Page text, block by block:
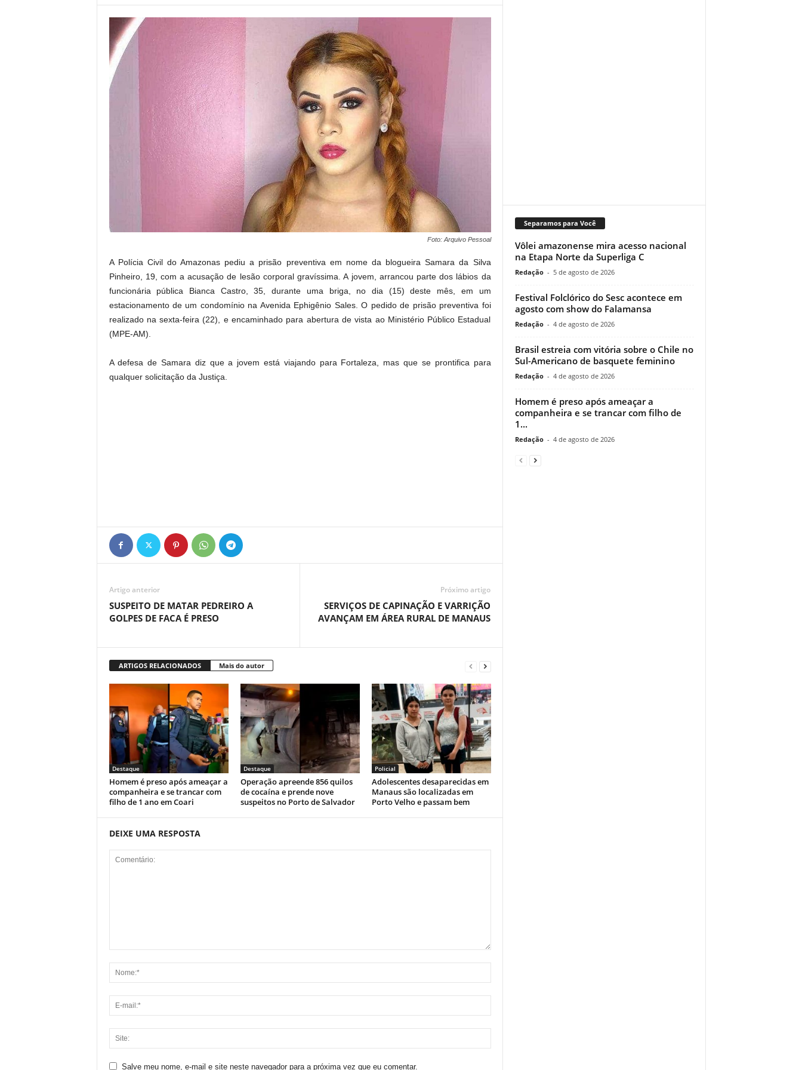
Foto: Arquivo Pessoal
A Polícia Civil do Amazonas pediu a prisão preventiva em nome da blogueira Samara da Silva
Pinheiro, 19, com a acusação de lesão corporal gravíssima. A jovem, arrancou parte dos lábios da
funcionária pública Bianca Castro, 35, durante uma briga, no dia (15) deste mês, em um
estacionamento de um condomínio na Avenida Ephigênio Sales. O pedido de prisão preventiva foi
realizado na sexta-feira (22), e encaminhado para abertura de vista ao Ministério Público Estadual
(MPE-AM).
A defesa de Samara diz que a jovem está viajando para Fortaleza, mas que se prontifica para
qualquer solicitação da Justiça.
Artigo anterior
SUSPEITO DE MATAR PEDREIRO A
GOLPES DE FACA É PRESO
Próximo artigo
SERVIÇOS DE CAPINAÇÃO E VARRIÇÃO
AVANÇAM EM ÁREA RURAL DE MANAUS
ARTIGOS RELACIONADOS Mais do autor
Destaque
Homem é preso após ameaçar a
companheira e se trancar com
filho de 1 ano em Coari
Destaque
Operação apreende 856 quilos
de cocaína e prende nove
suspeitos no Porto de Salvador
Policial
Adolescentes desaparecidas em
Manaus são localizadas em
Porto Velho e passam bem
DEIXE UMA RESPOSTA
Salve meu nome, e-mail e site neste navegador para a próxima vez que eu comentar.
Separamos para Você
Vôlei amazonense mira acesso nacional
na Etapa Norte da Superliga C
Redação - 5 de agosto de 2026
Festival Folclórico do Sesc acontece em
agosto com show do Falamansa
Redação - 4 de agosto de 2026
Brasil estreia com vitória sobre o Chile no
Sul-Americano de basquete feminino
Redação - 4 de agosto de 2026
Homem é preso após ameaçar a
companheira e se trancar com filho de
1...
Redação - 4 de agosto de 2026